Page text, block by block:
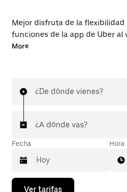
Mejor disfruta de la flexibilidad
funciones de la app de Uber al
aeropuerto JED. Solicita viajes
sencilla.
More
¿De dónde vienes?
¿A dónde vas?
Fecha
Presiona
Hora
Ver tarifas